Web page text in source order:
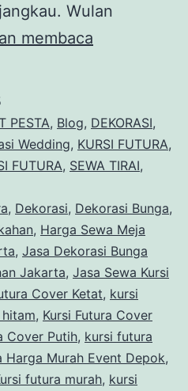
Wulan
membaca
Kursi
Futura
Meja
Kotak
Dan
Dekorasi
Jakarta
PESTA, Blog, DEKORASI,
Wedding, KURSI FUTURA,
FUTURA, SEWA TIRAI,
, Dekorasi, Dekorasi Bunga,
, Harga Sewa Meja
, Jasa Dekorasi Bunga
Jakarta, Jasa Sewa Kursi
Cover Ketat, kursi
, Kursi Futura Cover
Cover Putih, kursi futura
Harga Murah Event Depok,
futura murah, kursi